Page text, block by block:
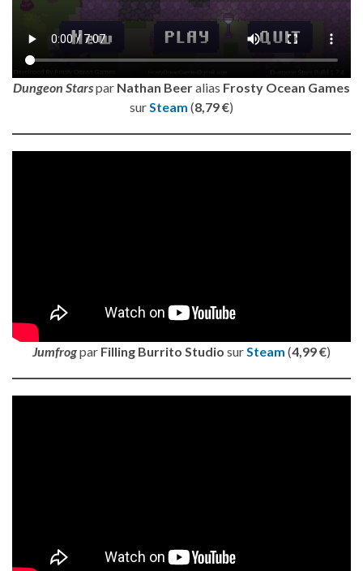
Dungeon Starspar Nathan Beeralias Frosty Ocean Games
surSteam (8,79 €)
Jumfrogpar Filling Burrito Studio surSteam (4,99 €)